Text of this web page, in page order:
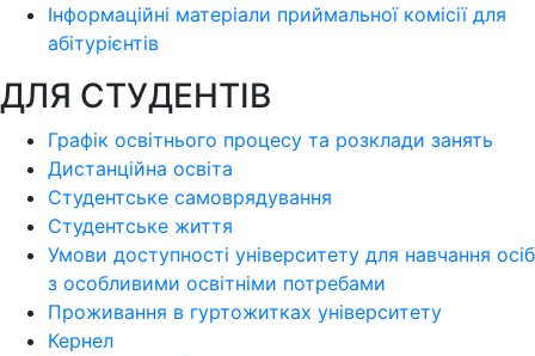
Інформаційні матеріали приймальної комісії для
абітурієнтів
ДЛЯ СТУДЕНТІВ
Графік освітнього процесу та розклади занять
Дистанційна освіта
Студентське самоврядування
Студентське життя
Умови доступності університету для навчання осіб
з особливими освітніми потребами
Проживання в гуртожитках університету
Кернел